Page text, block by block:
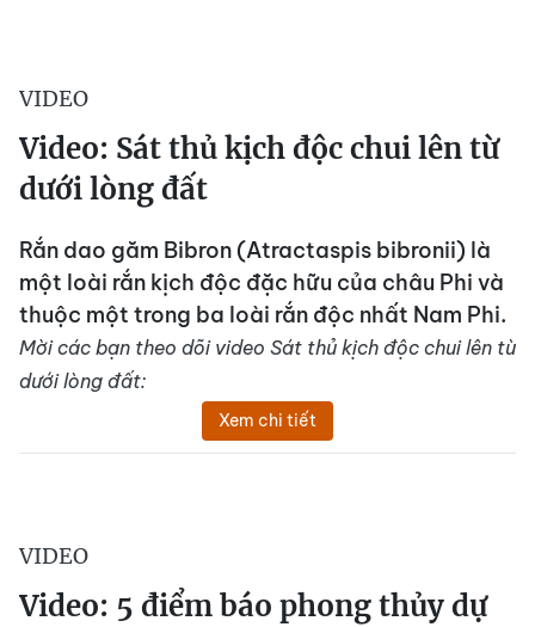
VIDEO
Video: Sát thủ kịch độc chui lên từ
dưới lòng đất
Rắn dao găm Bibron (Atractaspis bibronii) là
một loài rắn kịch độc đặc hữu của châu Phi và
thuộc một trong ba loài rắn độc nhất Nam Phi.
Mời các bạn theo dõi video Sát thủ kịch độc chui lên từ
dưới lòng đất:
Xem chi tiết
VIDEO
Video: 5 điểm báo phong thủy dự